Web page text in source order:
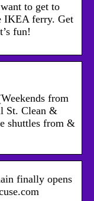
to get to
IKEA ferry. Get
fun!
from
St. Clean &
shuttles from &
finally opens